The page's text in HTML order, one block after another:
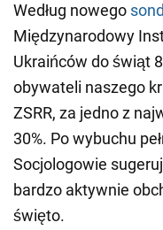
Według nowego
Międzynarodowy
Ukraińców do świąt
obywateli naszego
ZSRR, za jedno z
30%. Po wybuchu
Socjologowie
bardzo aktywnie
święto.